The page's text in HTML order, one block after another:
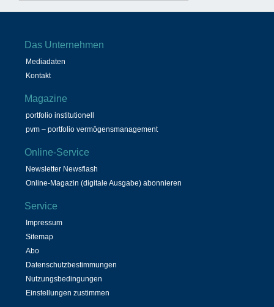
Das Unternehmen
Mediadaten
Kontakt
Magazine
portfolio institutionell
pvm – portfolio vermögensmanagement
Online-Service
Newsletter Newsflash
Online-Magazin (digitale Ausgabe) abonnieren
Service
Impressum
Sitemap
Abo
Datenschutzbestimmungen
Nutzungsbedingungen
Einstellungen zustimmen